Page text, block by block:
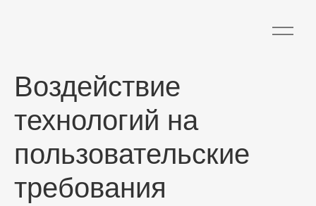
Воздействие
технологий на
пользовательские
требования